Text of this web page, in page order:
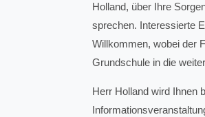
Holland, über Ihre
sprechen. Interessierte
Willkommen, wobei der
Grundschule in die
Herr Holland wird Ihnen